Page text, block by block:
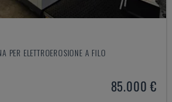
ELETTROEROSIONE A FILO
85.000 €